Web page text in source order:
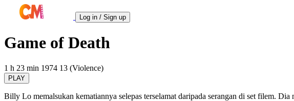
Log in / Sign up
Game of Death
1 h 23 min 1974 13 (Violence)
PLAY
Billy Lo memalsukan kematiannya selepas terselamat daripada serangan di set filem.